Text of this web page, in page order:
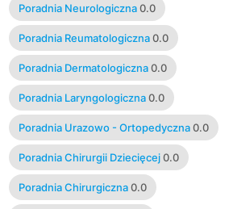
Poradnia Neurologiczna 0.0
Poradnia Reumatologiczna 0.0
Poradnia Dermatologiczna 0.0
Poradnia Laryngologiczna 0.0
Poradnia Urazowo - Ortopedyczna 0.0
Poradnia Chirurgii Dziecięcej 0.0
Poradnia Chirurgiczna 0.0